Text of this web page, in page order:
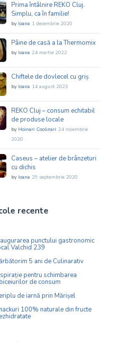
Prima întâlnire REKO Cluj.
Simplu, ca în familie!
by Ioana 1 decembrie 2020
Pâine de casă a la Thermomix
by Ioana 24 martie 2022
Chiftele de dovlecel cu griș
by Ioana 14 august 2023
REKO Cluj – consum echitabil
de produse locale
by Hoinari Coolinari 24 noiembrie
2020
Caseus – atelier de brânzeturi
cu dichis
by Ioana 29 septembrie 2020
recente
punctului gastronomic
Valchid 239
5 ani de Culinarativ
pentru schimbarea
de consum
de iarnă prin Mărișel
100% naturale din fructe